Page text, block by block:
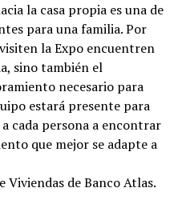
la casa propia es una de
para una familia. Por
la Expo encuentren
sino también el
necesario para
estará presente para
cada persona a encontrar
que mejor se adapte a
de Banco Atlas.